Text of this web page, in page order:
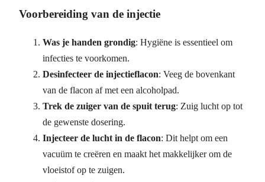
Voorbereiding van de injectie
Was je handen grondig: Hygiëne is essentieel om
infecties te voorkomen.
Desinfecteer de injectieflacon: Veeg de bovenkant
van de flacon af met een alcoholpad.
Trek de zuiger van de spuit terug: Zuig lucht op tot
de gewenste dosering.
Injecteer de lucht in de flacon: Dit helpt om een
vacuüm te creëren en maakt het makkelijker om de
vloeistof op te zuigen.